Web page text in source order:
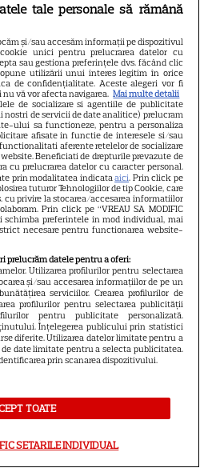
casa din cauza
de fapt
STRĂINE
Musk, atac la adresa
premiat cu Oscar
a realizat documentarul
viața sa. Filmul are 232
minute
STRĂINE
are un nou Black
David Jonsson preia
lui Chadwick
STRĂINE
Gosling este noul Ghost
din Universul Marvel.
pe fani
tale personale să rămână
și/sau accesăm informații pe dispozitivul
unici pentru prelucrarea datelor cu
sau gestiona preferințele dvs. făcând clic
utilizării unui interes legitim în orice
de confidențialitate. Aceste alegeri vor fi
vă vor afecta navigarea. Mai multe detalii
de socializare si agentiile de publicitate
nostri de servicii de date analitice) prelucram
ului sa functioneze, pentru a personaliza
afisate in functie de interesele si/sau
aferente retelelor de socializare
Beneficiati de drepturile prevazute de
cu prelucrarea datelor cu caracter personal.
prin modalitatea indicataaici. Prin click pe
tuturor Tehnologiilor de tip Cookie, care
privire la stocarea/accesarea informatiilor
Prin click pe “VREAU SA MODIFIC
schimba preferintele in mod individual, mai
necesare pentru functionarea website-
prelucrăm datele pentru a oferi:
Utilizarea profilurilor pentru selectarea
și/sau accesarea informațiilor de pe un
serviciilor. Crearea profilurilor de
profilurilor pentru selectarea publicității
pentru publicitate personalizată.
Înțelegerea publicului prin statistici
diferite. Utilizarea datelor limitate pentru a
date limitate pentru a selecta publicitatea.
prin scanarea dispozitivului.
TOATE
SETARILE INDIVIDUAL